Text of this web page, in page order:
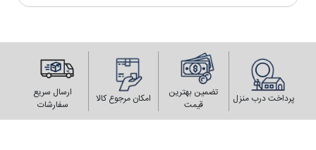
پرداخت درب منزل
تضمین بهترین
قیمت
امکان مرجوع کالا
ارسال سریع
سفارشات